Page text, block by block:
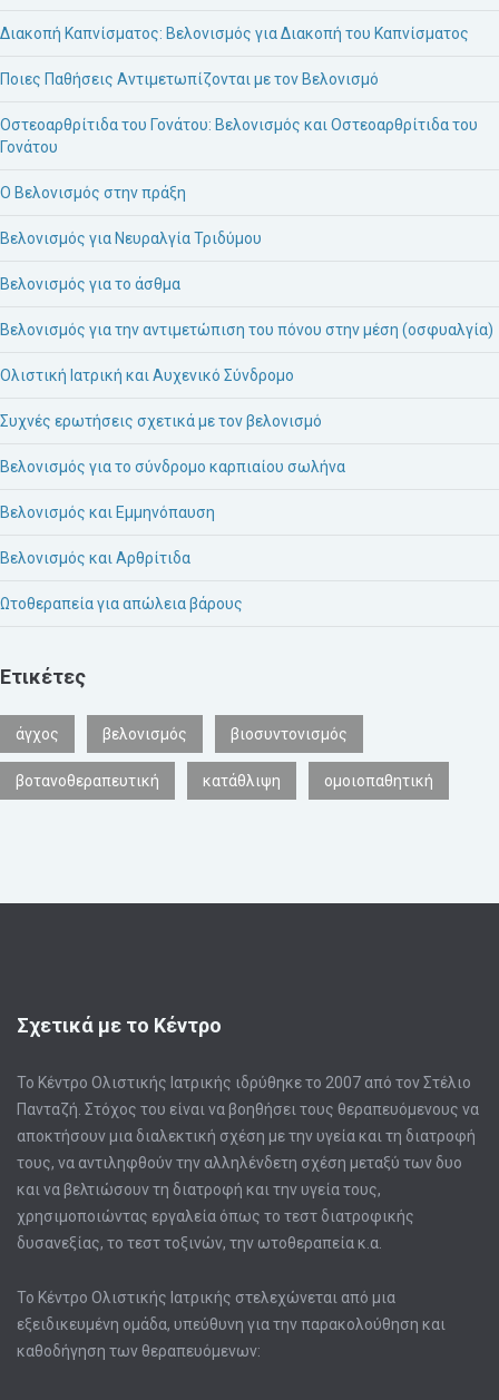
Διακοπή Καπνίσματος: Βελονισμός για Διακοπή του Καπνίσματος
Ποιες Παθήσεις Αντιμετωπίζονται με τον Βελονισμό
Οστεοαρθρίτιδα του Γονάτου: Βελονισμός και Οστεοαρθρίτιδα του
Γονάτου
Ο Βελονισμός στην πράξη
Βελονισμός για Νευραλγία Τριδύμου
Βελονισμός για το άσθμα
Βελονισμός για την αντιμετώπιση του πόνου στην μέση (οσφυαλγία)
Ολιστική Ιατρική και Αυχενικό Σύνδρομο
Συχνές ερωτήσεις σχετικά με τον βελονισμό
Βελονισμός για το σύνδρομο καρπιαίου σωλήνα
Βελονισμός και Εμμηνόπαυση
Βελονισμός και Αρθρίτιδα
Ωτοθεραπεία για απώλεια βάρους
Ετικέτες
άγχος βελονισμός βιοσυντονισμός
βοτανοθεραπευτική κατάθλιψη ομοιοπαθητική
Σχετικά με το Κέντρο
Το Κέντρο Ολιστικής Ιατρικής ιδρύθηκε το 2007 από τον Στέλιο
Πανταζή. Στόχος του είναι να βοηθήσει τους θεραπευόμενους να
αποκτήσουν μια διαλεκτική σχέση με την υγεία και τη διατροφή
τους, να αντιληφθούν την αλληλένδετη σχέση μεταξύ των δυο
και να βελτιώσουν τη διατροφή και την υγεία τους,
χρησιμοποιώντας εργαλεία όπως το τεστ διατροφικής
δυσανεξίας, το τεστ τοξινών, την ωτοθεραπεία κ.α.
Το Κέντρο Ολιστικής Ιατρικής στελεχώνεται από μια
εξειδικευμένη ομάδα, υπεύθυνη για την παρακολούθηση και
καθοδήγηση των θεραπευόμενων: